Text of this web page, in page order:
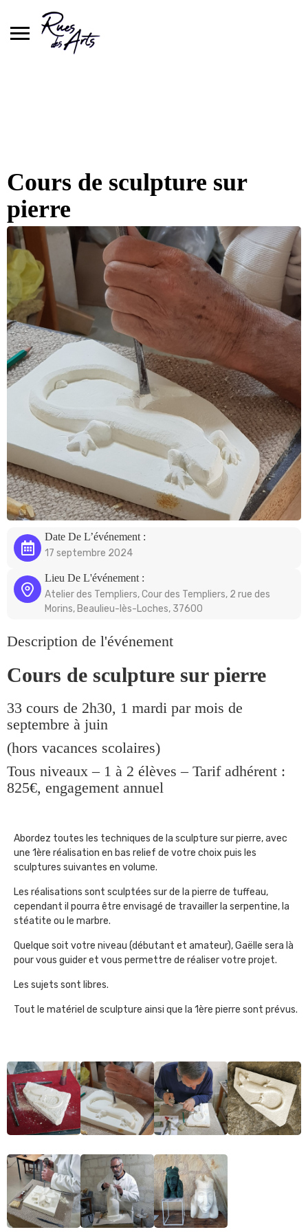
Cours de sculpture sur
pierre
Date De L’événement :
17 septembre 2024
Lieu De L'événement :
Atelier des Templiers, Cour des Templiers, 2 rue des
Morins, Beaulieu-lès-Loches, 37600
Description de l'événement
Cours de sculpture sur pierre
33 cours de 2h30, 1 mardi par mois de
septembre à juin
(hors vacances scolaires)
Tous niveaux – 1 à 2 élèves – Tarif adhérent :
825€, engagement annuel
Abordez toutes les techniques de la sculpture sur pierre, avec
une 1ère réalisation en bas relief de votre choix puis les
sculptures suivantes en volume.
Les réalisations sont sculptées sur de la pierre de tuffeau,
cependant il pourra être envisagé de travailler la serpentine, la
stéatite ou le marbre.
Quelque soit votre niveau (débutant et amateur), Gaëlle sera là
pour vous guider et vous permettre de réaliser votre projet.
Les sujets sont libres.
Tout le matériel de sculpture ainsi que la 1ère pierre sont prévus.